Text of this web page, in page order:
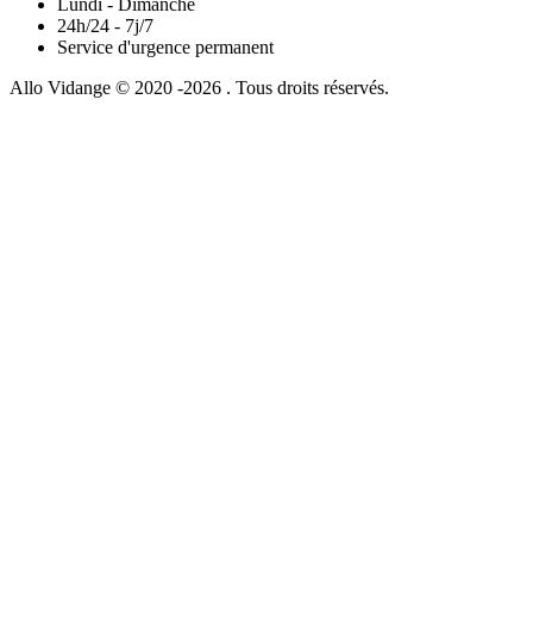
24h/24 - 7j/7
Service d'urgence permanent
Allo Vidange © 2020 -2026 . Tous droits réservés.